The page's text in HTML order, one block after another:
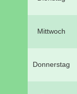
Mittwoch
Donnerstag